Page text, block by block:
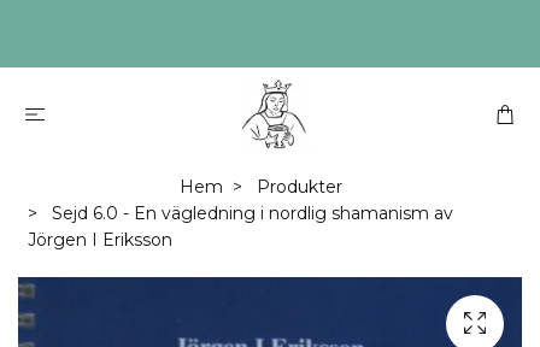
Hem
Produkter
Sejd 6.0 - En vägledning i nordlig shamanism av
Jörgen I Eriksson